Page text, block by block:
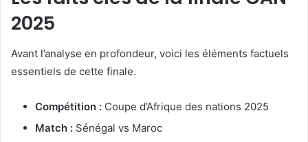
2025
Avant l’analyse en profondeur, voici les éléments factuels
essentiels de cette finale.
Compétition : Coupe d’Afrique des nations 2025
Match : Sénégal vs Maroc